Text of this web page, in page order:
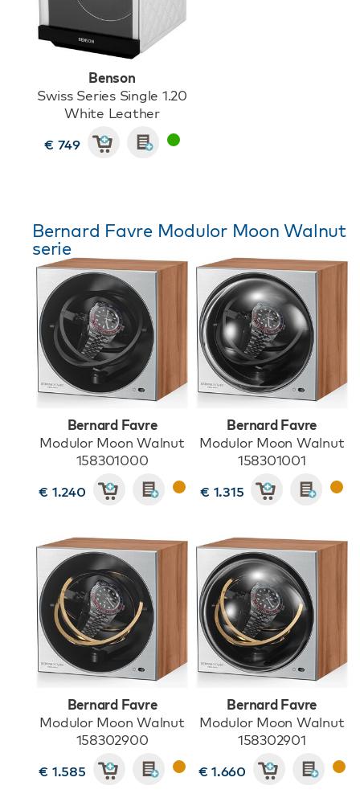
Benson
Swiss Series Single 1.20
White Leather
€ 749
Bernard Favre Modulor Moon Walnut
serie
Bernard Favre
Modulor Moon Walnut
158301000
€ 1.240
Bernard Favre
Modulor Moon Walnut
158301001
€ 1.315
Bernard Favre
Modulor Moon Walnut
158302900
€ 1.585
Bernard Favre
Modulor Moon Walnut
158302901
€ 1.660